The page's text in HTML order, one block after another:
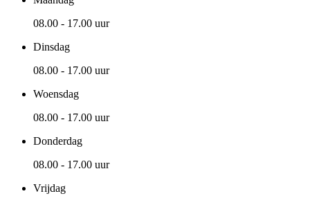
08.00 - 17.00 uur
Dinsdag
08.00 - 17.00 uur
Woensdag
08.00 - 17.00 uur
Donderdag
08.00 - 17.00 uur
Vrijdag